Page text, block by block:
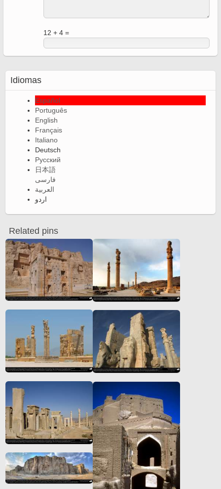
12 + 4 =
Idiomas
Español
Português
English
Français
Italiano
Deutsch
Русский
日本語
فارسی
العربية
اردو
Related pins